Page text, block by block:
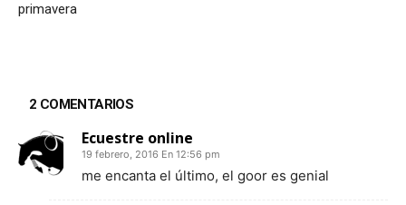
primavera
2 COMENTARIOS
Ecuestre online
19 febrero, 2016 En 12:56 pm
me encanta el último, el goor es genial